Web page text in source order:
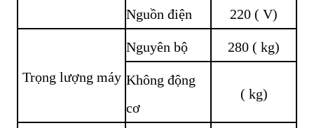
Nguồn điện 220 ( V)
Trọng lượng máy
Nguyên bộ 280 ( kg)
Không động
cơ
( kg)